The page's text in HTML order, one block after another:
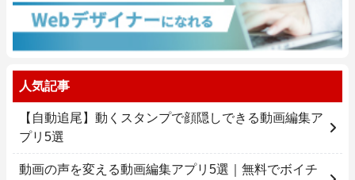
人気記事
【自動追尾】動くスタンプで顔隠しできる動画編集ア
プリ5選
動画の声を変える動画編集アプリ5選｜無料でボイチ